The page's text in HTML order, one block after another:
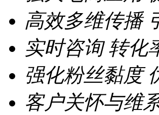
高效多维传播
实时咨询 转化
强化粉丝黏度
客户关怀与维